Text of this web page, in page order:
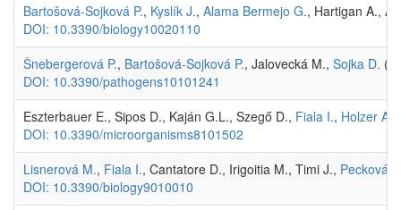
Bartošová-Sojková P., Kyslík J., Alama Bermejo G., Hartigan A.,
DOI: 10.3390/biology10020110
Šnebergerová P., Bartošová-Sojková P., Jalovecká M., Sojka D.
DOI: 10.3390/pathogens10101241
Eszterbauer E., Sipos D., Kaján G.L., Szegő D., Fiala I., Holzer A.
DOI: 10.3390/microorganisms8101502
Lisnerová M., Fiala I., Cantatore D., Irigoitia M., Timi J., Pecková
DOI: 10.3390/biology9010010